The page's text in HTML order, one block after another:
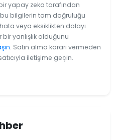
yapay zeka tarafından
bilgilerin tam doğruluğu
veya eksiklikten dolayı
yanlışlık olduğunu
. Satın alma kararı vermeden
iletişime geçin.